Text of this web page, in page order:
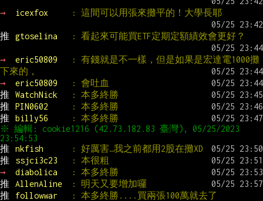
→ icexfox : 這間可以用張來攤平的！大學長耶
推 gtoselina : 看起來可能買ETF定期定額績效會更好？
→ eric50809
: 有錢就是不一樣，但是如果是宏達電1000攤
下來的，
→
eric50809
: 會吐血
推
WatchNick
: 本多終勝
推
PIN0602
: 本多終勝
推
billy56
: 本多終勝
※ 編輯: cookie1216 (42.73.182.83 臺灣), 05/25/2023
推
nkfish
: 好厲害…我之前都用2股在攤XD
推
ssjci3c23
: 本很粗
→
diabolica
: 本多終勝
推
AllenAline
: 明天又要增加囉
推
followwar : 本多終勝....買兩張100萬就去了